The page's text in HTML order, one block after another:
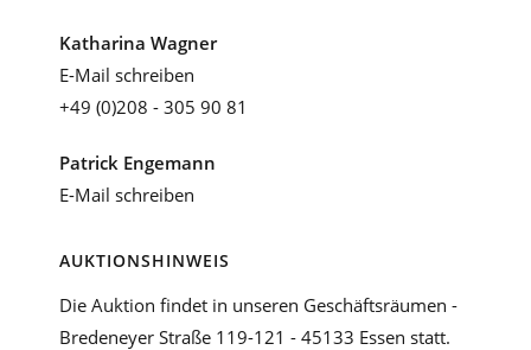
Katharina Wagner
E-Mail schreiben
+49 (0)208 - 305 90 81
Patrick Engemann
E-Mail schreiben
AUKTIONSHINWEIS
Die Auktion findet in unseren Geschäftsräumen -
Bredeneyer Straße 119-121 - 45133 Essen statt.